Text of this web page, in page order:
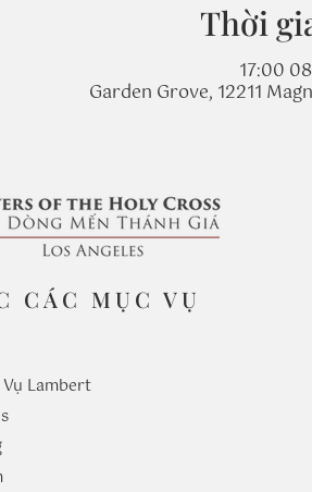
Thời
17:00
Garden Grove, 12211
CÁC MỤC VỤ
Lambert